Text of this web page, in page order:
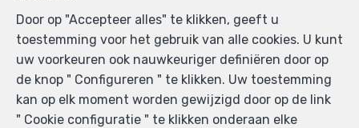
Zoek op de kaart
Door op "Accepteer alles" te klikken, geeft u
toestemming voor het gebruik van alle cookies. U kunt
uw voorkeuren ook nauwkeuriger definiëren door op
de knop " Configureren " te klikken. Uw toestemming
kan op elk moment worden gewijzigd door op de link
" Cookie configuratie " te klikken onderaan elke